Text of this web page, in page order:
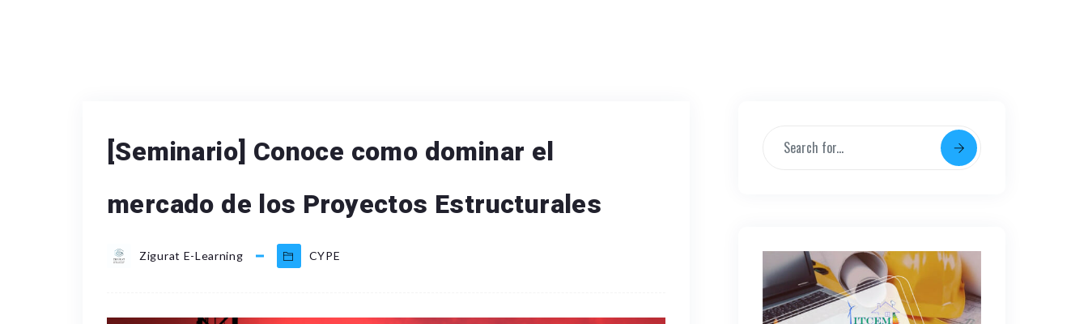
[Seminario] Conoce como dominar el
mercado de los Proyectos Estructurales
Zigurat E-Learning CYPE